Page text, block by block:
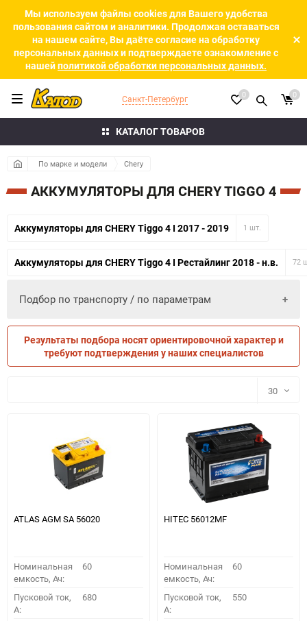
Мы используем файлы cookies для Вашего удобства
пользования сайтом и аналитики. Продолжая оставаться
на нашем сайте, Вы даёте согласие на обработку
персональных данных и подтверждаете ознакомление с
нашейполитикой обработки персональных данных.
КАТАЛОГ ТОВАРОВ
Санкт-Петербург 0 0
По марке и модели Chery
АККУМУЛЯТОРЫ ДЛЯ CHERY TIGGO 4
Аккумуляторы для CHERY Tiggo 4 I 2017 - 2019 1 шт.
Аккумуляторы для CHERY Tiggo 4 I Рестайлинг 2018 - н.в. 72
Подбор по транспорту / по параметрам
ПО ТРАНСПОРТУ ПО ПАРАМЕТРАМ
Результаты подбора носят ориентировочной характер и
требуют подтверждения у наших специалистов
30
30
60
ATLAS AGM SA 56020
Номинальная
емкость, Ач:
60
Пусковой ток,
A:
680
HITEC 56012MF
Номинальная
емкость, Ач:
60
Пусковой ток,
A:
550